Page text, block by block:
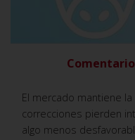
El mercado mantiene
correcciones pierden
algo menos